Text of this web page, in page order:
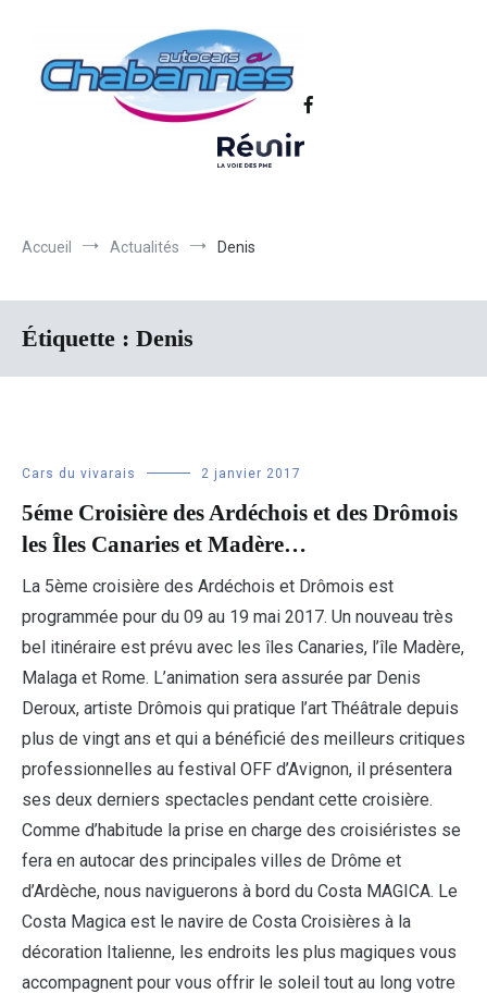
Autocars Chabannes | Transport en
Transport scolaire, Transports de personnel en Drôme Ardèche,
Transport touristique France et Europe
Accueil Actualités Denis
Étiquette : Denis
Cars du vivarais 2 janvier 2017
5éme Croisière des Ardéchois et des Drômois
les Îles Canaries et Madère…
La 5ème croisière des Ardéchois et Drômois est
programmée pour du 09 au 19 mai 2017. Un nouveau très
bel itinéraire est prévu avec les îles Canaries, l’île Madère,
Malaga et Rome. L’animation sera assurée par Denis
Deroux, artiste Drômois qui pratique l’art Théâtrale depuis
plus de vingt ans et qui a bénéficié des meilleurs critiques
professionnelles au festival OFF d’Avignon, il présentera
ses deux derniers spectacles pendant cette croisière.
Comme d’habitude la prise en charge des croisiéristes se
fera en autocar des principales villes de Drôme et
d’Ardèche, nous naviguerons à bord du Costa MAGICA. Le
Costa Magica est le navire de Costa Croisières à la
décoration Italienne, les endroits les plus magiques vous
accompagnent pour vous offrir le soleil tout au long votre